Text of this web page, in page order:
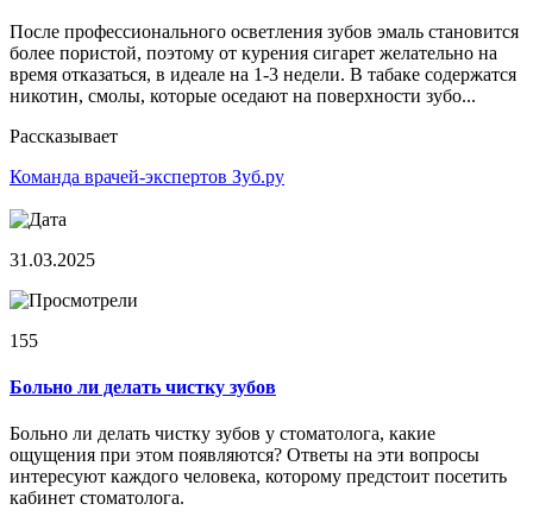
После профессионального осветления зубов эмаль становится
более пористой, поэтому от курения сигарет желательно на
время отказаться, в идеале на 1-3 недели. В табаке содержатся
никотин, смолы, которые оседают на поверхности зубо...
Рассказывает
Команда врачей-экспертов Зуб.ру
31.03.2025
155
Больно ли делать чистку зубов
Больно ли делать чистку зубов у стоматолога, какие
ощущения при этом появляются? Ответы на эти вопросы
интересуют каждого человека, которому предстоит посетить
кабинет стоматолога.